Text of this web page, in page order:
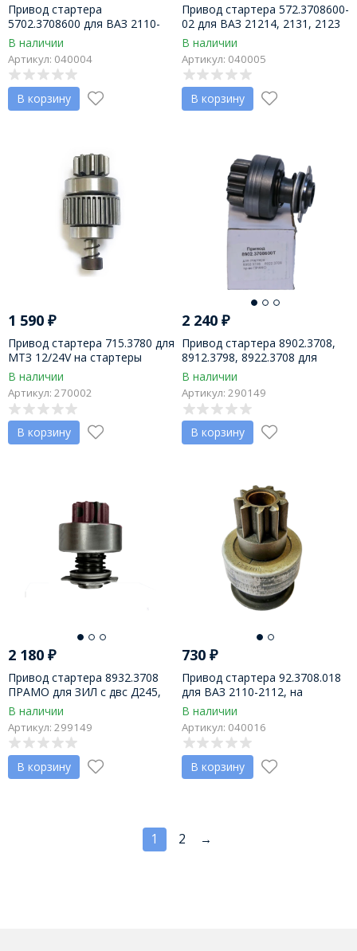
Привод стартера
5702.3708600 для ВАЗ 2110-
2112, на стартер 5702.3708,
пр-во "ЗиТ" г. Самара
В наличии
Артикул: 040004
В корзину
Привод стартера 572.3708600-
02 для ВАЗ 21214, 2131, 2123
пр-во ЗиТ
В наличии
Артикул: 040005
В корзину
1 590 ₽
Привод стартера 715.3780 для
МТЗ 12/24V на стартеры
9142780, 9172780 Magneton
Чехия
В наличии
Артикул: 270002
В корзину
2 240₽
Привод стартера 8902.3708,
8912.3798, 8922.3708 для
КамАЗ (ЕВРО 2) 24В, пр-во
ПРАМО-Искра
В наличии
Артикул: 290149
В корзину
2 180 ₽
Привод стартера 8932.3708
ПРАМО для ЗИЛ с двс Д245,
Д243, Д260, 24В
В наличии
Артикул: 299149
В корзину
730₽
Привод стартера 92.3708.018
для ВАЗ 2110-2112, на
стартеры 92.3708, 9201.3708
"Электром" г. Чебоксары
В наличии
Артикул: 040016
В корзину
1 2 →